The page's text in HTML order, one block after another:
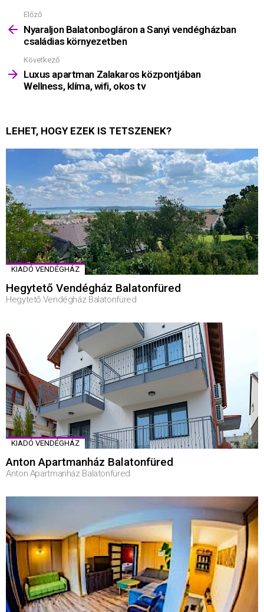
Mutass
többet
Előző
Nyaraljon Balatonbogláron a Sanyi vendégházban
családias környezetben
Következő
Luxus apartman Zalakaros központjában
Wellness, klíma, wifi, okos tv
LEHET, HOGY EZEK IS TETSZENEK?
KIADÓ VENDÉGHÁZ
Hegytető Vendégház Balatonfüred
Hegytető Vendégház Balatonfüred
KIADÓ VENDÉGHÁZ
Anton Apartmanház Balatonfüred
Anton Apartmanház Balatonfüred